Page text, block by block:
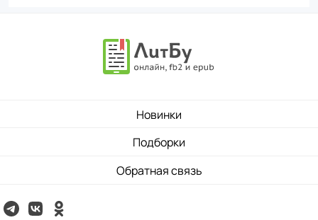
Новинки
Подборки
Обратная связь